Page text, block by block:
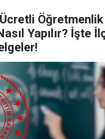
Öğretmenlik
Yapılır? İşte